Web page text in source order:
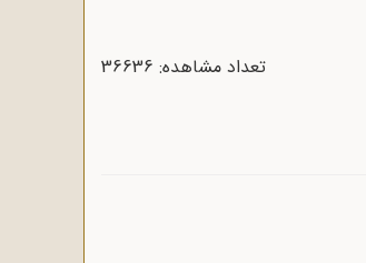
تعداد مشاهده: 36636